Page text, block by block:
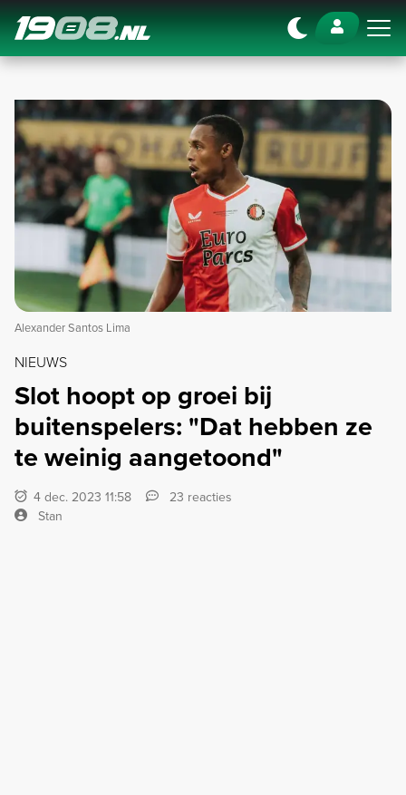
Navigation
Alexander Santos Lima
NIEUWS
Slot hoopt op groei bij
buitenspelers: "Dat hebben ze
te weinig aangetoond"
4 dec. 2023 11:58
23 reacties
Stan